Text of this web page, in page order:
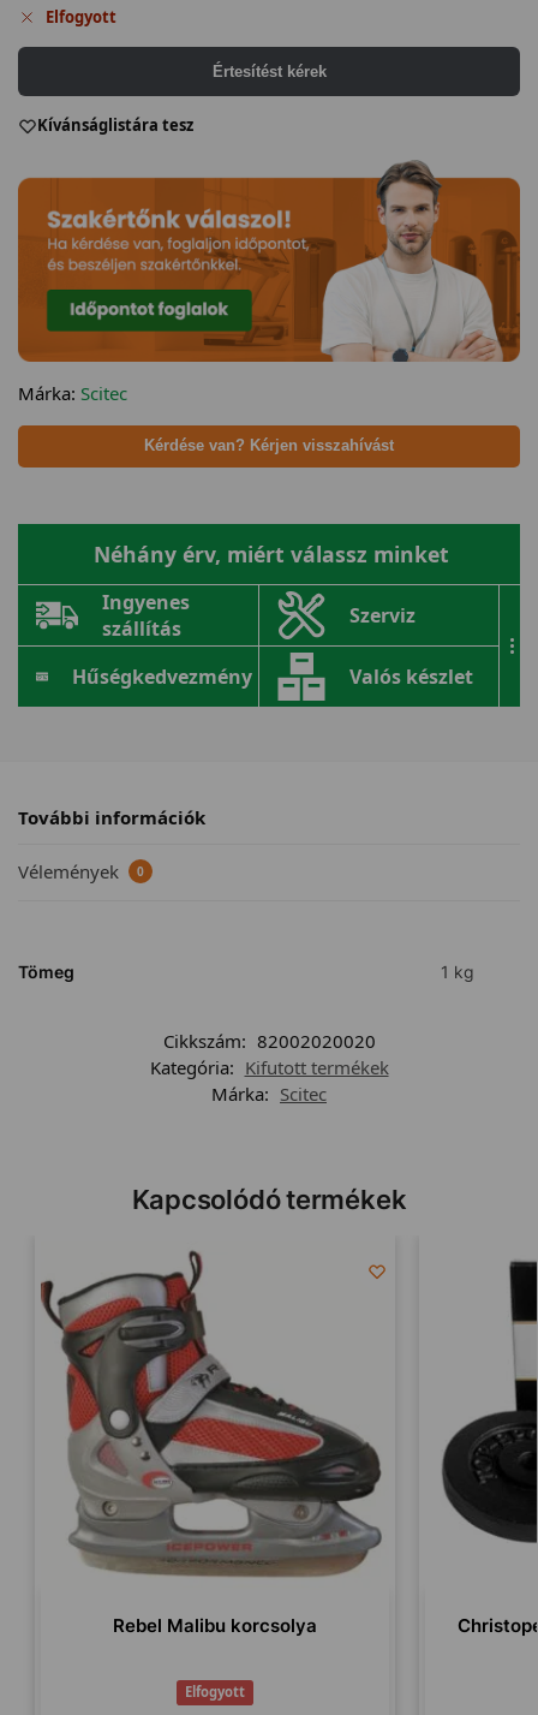
Elfogyott
Értesítést kérek
Kívánságlistára tesz
Márka: Scitec
Kérdése van? Kérjen visszahívást
Néhány érv, miért válassz minket
Ingyenes
szállítás
Szerviz
Hűségkedvezmény Valós készlet
...
További információk
Vélemények 0
Tömeg 1 kg
Cikkszám: 82002020020
Kategória: Kifutott termékek
Márka: Scitec
Kapcsolódó termékek
Rebel Malibu korcsolya
Elfogyott